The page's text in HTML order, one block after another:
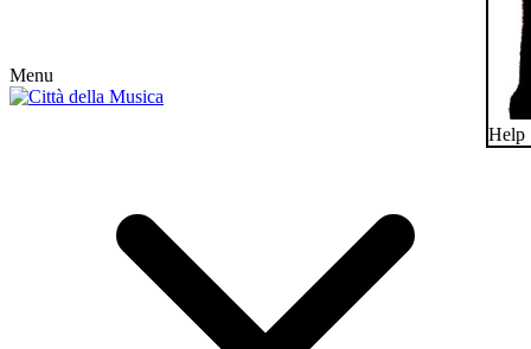
Menu
Help